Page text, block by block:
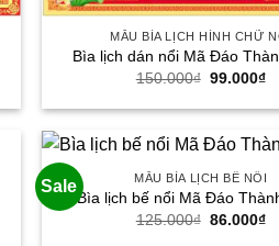
MẪU BÌA LỊCH HÌNH CHỮ
Bìa lịch dán nổi Mã Đáo
150.000₫ Giá
là:
99.000₫
Sale MẪU BÌA LỊCH BẾ NỔI
Bìa lịch bế nổi Mã Đáo
125.000₫ Giá
86.000₫